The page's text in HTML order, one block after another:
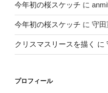
今年初の桜スケッチ に
今年初の桜スケッチ に 守田
クリスマスリースを描く に
プロフィール